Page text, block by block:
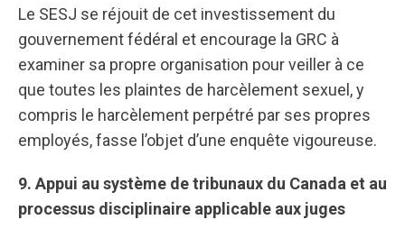
Le SESJ se réjouit de cet investissement du
gouvernement fédéral et encourage la GRC à
examiner sa propre organisation pour veiller à ce
que toutes les plaintes de harcèlement sexuel, y
compris le harcèlement perpétré par ses propres
employés, fasse l’objet d’une enquête vigoureuse.
9. Appui au système de tribunaux du Canada et au
processus disciplinaire applicable aux juges